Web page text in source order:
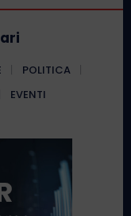
POLITICA
EVENTI